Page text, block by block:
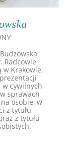
Radcowie
w Krakowie.
w cywilnych
sprawach
osobie, w
z tytułu
z tytułu